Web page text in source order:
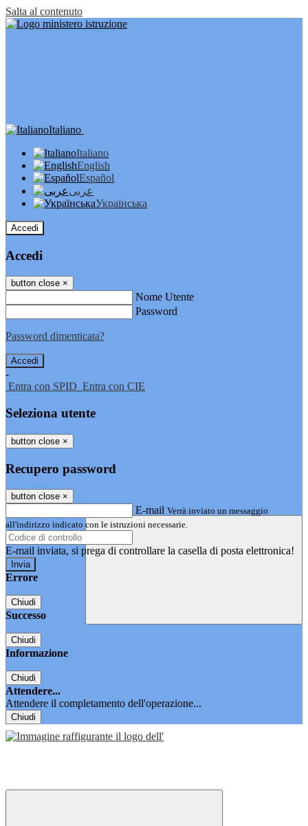
Salta al contenuto
Italiano
Italiano
English
Español
عربى
Українська
Accedi
Accedi
button close ×
Nome Utente
Password
Password dimenticata?
-
Entra con SPID Entra con CIE
Seleziona utente
button close ×
Recupero password
button close ×
E-mail Verrà inviato un messaggio
all'indirizzo indicato con le istruzioni necessarie.
E-mail inviata, si prega di controllare la casella di posta elettronica!
Errore
Chiudi
Successo
Chiudi
Informazione
Chiudi
Attendere...
Attendere il completamento dell'operazione...
Chiudi